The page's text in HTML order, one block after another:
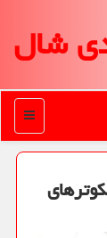
شال
منو